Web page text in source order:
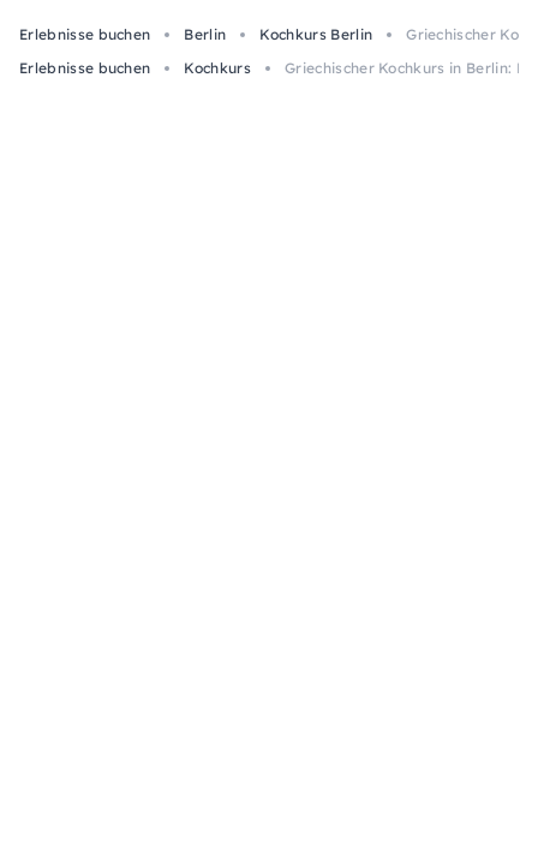
Erlebnisse buchen Berlin Kochkurs Berlin
Griechischer
Erlebnisse buchen
Kochkurs Griechischer Kochkurs in Berlin: